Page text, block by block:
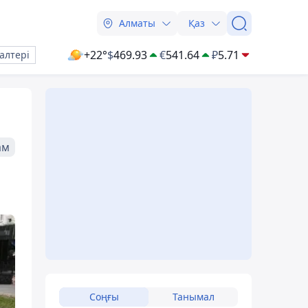
Алматы Қаз
+22°$469.93 €541.64 ₽5.71
Соңғы Танымал